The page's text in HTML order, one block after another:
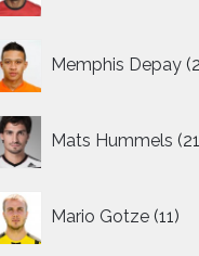
Memphis Depay
Mats Hummels 21
Mario Gotze 11